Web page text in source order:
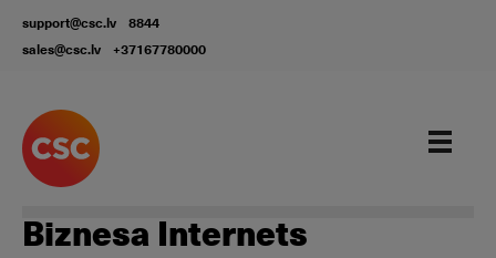
support@csc.lv
8844
sales@csc.lv
+37167780000
Our services
Biznesa Internets